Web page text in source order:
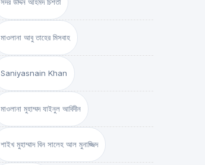
মাওলানা আবু তাহের মিসবাহ
Saniyasnain Khan
মাওলানা মুহাম্মদ যাইনুল আবিদীন
শাইখ মুহাম্মাদ বিন সালেহ আল মুনাজ্জিদ